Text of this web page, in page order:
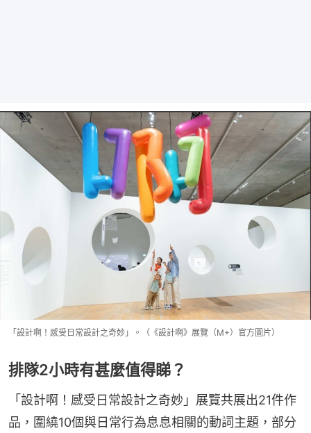
「設計啊！感受日常設計之奇妙」。（《設計啊》展覽（M+）官方圖片）
排隊2小時有甚麼值得睇？
「設計啊！感受日常設計之奇妙」展覽共展出21件作
品，圍繞10個與日常行為息息相關的動詞主題，部分